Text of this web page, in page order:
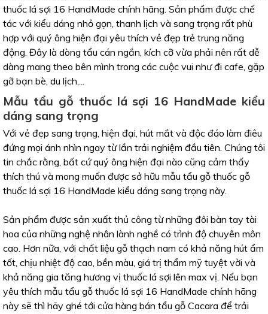
thuốc lá sợi 16 HandMade chính hãng. Sản phẩm được chế
tác với kiểu dáng nhỏ gọn, thanh lịch và sang trọng rất phù
hợp với quý ông hiện đại yêu thích vẻ đẹp trẻ trung năng
động. Đây là dòng tẩu cán ngắn, kích cỡ vừa phải nên rất dễ
dàng mang theo bên mình trong các cuộc vui như đi cafe, gặp
gỡ bạn bè, du lịch,...
Mẫu tẩu gỗ thuốc lá sợi 16 HandMade kiểu
dáng sang trọng
Với vẻ đẹp sang trọng, hiện đại, hút mắt và độc đáo làm điêu
đứng mọi ánh nhìn ngay từ lần trải nghiệm đầu tiên. Chúng tôi
tin chắc rằng, bất cứ quý ông hiện đại nào cũng cảm thấy
thích thú và mong muốn được sở hữu mẫu tẩu gỗ thuốc gỗ
thuốc lá sợi 16 HandMade kiểu dáng sang trọng này.
Sản phẩm được sản xuất thủ công từ những đôi bàn tay tài
hoa của những nghệ nhân lành nghề có trình độ chuyên môn
cao. Hơn nữa, với chất liệu gỗ thạch nam có khả năng hút ẩm
tốt, chịu nhiệt độ cao, bền màu, giá trị thẩm mỹ tuyệt vời và
khả năng gia tăng hương vị thuốc lá sợi lên max vị. Nếu bạn
yêu thích mẫu tẩu gỗ thuốc lá sợi 16 HandMade chính hãng
này sẽ thì hãy ghé tới cửa hàng bán tẩu gỗ Cacara để trải